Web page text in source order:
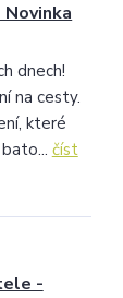
dnech!
na cesty.
které
číst
-